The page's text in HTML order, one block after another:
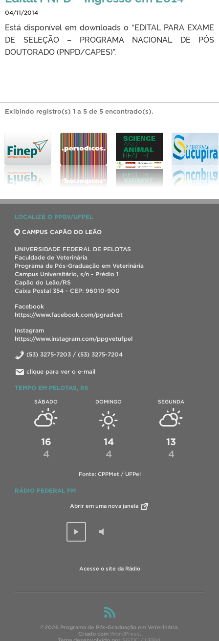
04/11/2014
Está disponível em downloads o “EDITAL PARA EXAME
DE SELEÇÃO – PROGRAMA NACIONAL DE PÓS
DOUTORADO (PNPD/CAPES)”.
Exibindo registro(s) 1 a 5 de 5 encontrado(s).
LOCALIZE O PPGV/UFPEL
CAMPUS CAPÃO DO LEÃO
UNIVERSIDADE FEDERAL DE PELOTAS
Faculdade de Veterinária
Programa de Pós-Graduação em Veterinária
Campus Universitário, s/n - Prédio 1
Capão do Leão/RS
Caixa Postal 354 - CEP: 96010-900
Facebook
https://www.facebook.com/pgradvet
Instagram
https://www.instagram.com/ppgvetufpel
(53) 3275-7203 / (53) 3275-7204
clique para ver o e-mail
TEMPO EM PELOTAS, RS
SÁBADO
16
4
DOMINGO
14
4
SEGUNDA
13
4
Fonte: CPPMet / UFPel
RÁDIO FEDERAL FM
Abrir em uma nova janela
Acesse o site da Rádio
©2026 Programa de Pós-Graduação em Veterinária.
Criado com WordPress.